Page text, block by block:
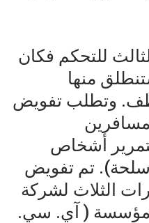
للتحكم فكان
منها
وتطلب تفويض
أشخاص
تم تفويض
الثلاث لشركة
لمؤسسة ( آي. سي.